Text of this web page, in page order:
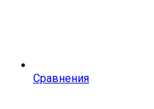
Сравнения